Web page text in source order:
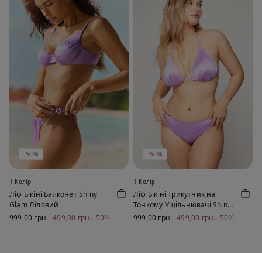
-50%
1 Колір
Ліф Бікіні Балконет Shiny
Glam Ліловий
999,00 грн. 499,00 грн. -50%
-50%
1 Колір
Ліф Бікіні Трикутник на
Тонкому Ущільнювачі Shiny
Glam Ліловий
999,00 грн. 499,00 грн. -50%